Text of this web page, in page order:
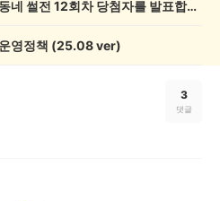
💰[당첨자 발표] 우리 동네 썰전 12회차 당첨자를 발표합니다!
영정책 (25.08 ver)
3
댓글